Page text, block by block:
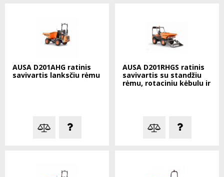
AUSA D201AHG ratinis
savivartis lanksčiu rėmu
AUSA D201RHGS ratinis
savivartis su standžiu
rėmu, rotaciniu kėbulu ir